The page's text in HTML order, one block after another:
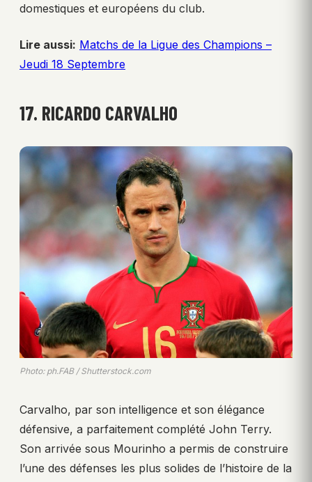
domestiques et européens du club.
Lire aussi: Matchs de la Ligue des Champions –
Jeudi 18 Septembre
17. RICARDO CARVALHO
Photo: ph.FAB / Shutterstock.com
Carvalho, par son intelligence et son élégance
défensive, a parfaitement complété John Terry.
Son arrivée sous Mourinho a permis de construire
l’une des défenses les plus solides de l’histoire de la